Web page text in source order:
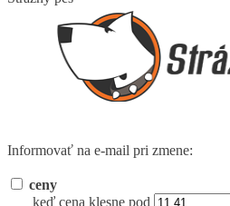
Informovať na e-mail pri zmene:
ceny
keď cena klesne pod